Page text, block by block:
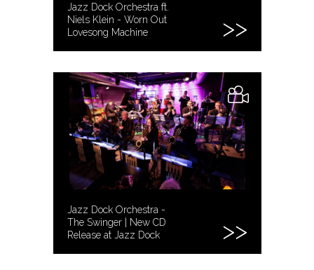
Jazz Dock Orchestra ft.
Niels Klein - Worn Out
Lovesong Machine
Jazz Dock Orchestra -
The Swinger | New CD
Release at Jazz Dock